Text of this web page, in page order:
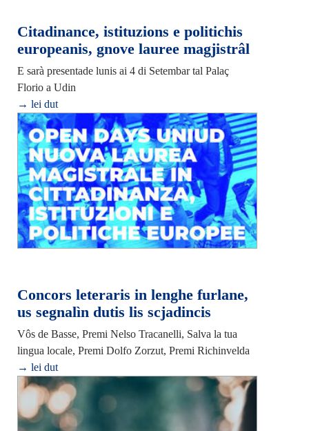
Citadinance, istituzions e politichis
europeanis, gnove lauree magjistrâl
E sarà presentade lunis ai 4 di Setembar tal Palaç
Florio a Udin
→ lei dut
Concors leteraris in lenghe furlane,
us segnalìn dutis lis scjadincis
Vôs de Basse, Premi Nelso Tracanelli, Salva la tua
lingua locale, Premi Dolfo Zorzut, Premi Richinvelda
→ lei dut